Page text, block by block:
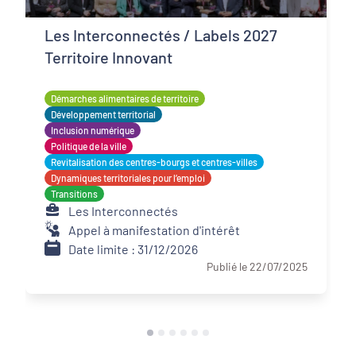
Les Interconnectés / Labels 2027
Territoire Innovant
Démarches alimentaires de territoire
Développement territorial
Inclusion numérique
Politique de la ville
Revitalisation des centres-bourgs et centres-villes
Dynamiques territoriales pour l’emploi
Transitions
Les Interconnectés
Appel à manifestation d'intérêt
Date limite : 31/12/2026
Publié le 22/07/2025